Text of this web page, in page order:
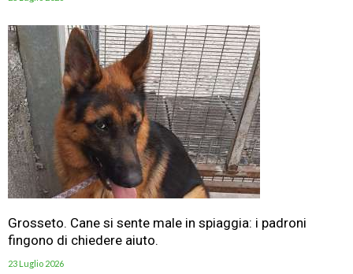
Grosseto. Cane si sente male in spiaggia: i padroni
fingono di chiedere aiuto.
23 Luglio 2026